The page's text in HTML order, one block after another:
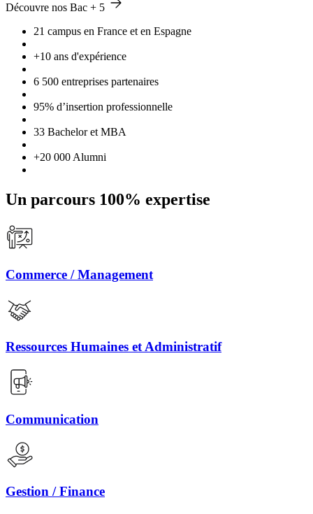
Découvre nos Bac + 5
21 campus en France et en Espagne
+10 ans d'expérience
6 500 entreprises partenaires
95% d’insertion professionnelle
33 Bachelor et MBA
+20 000 Alumni
Un parcours 100% expertise
Commerce / Management
Ressources Humaines et Administratif
Communication
Gestion / Finance